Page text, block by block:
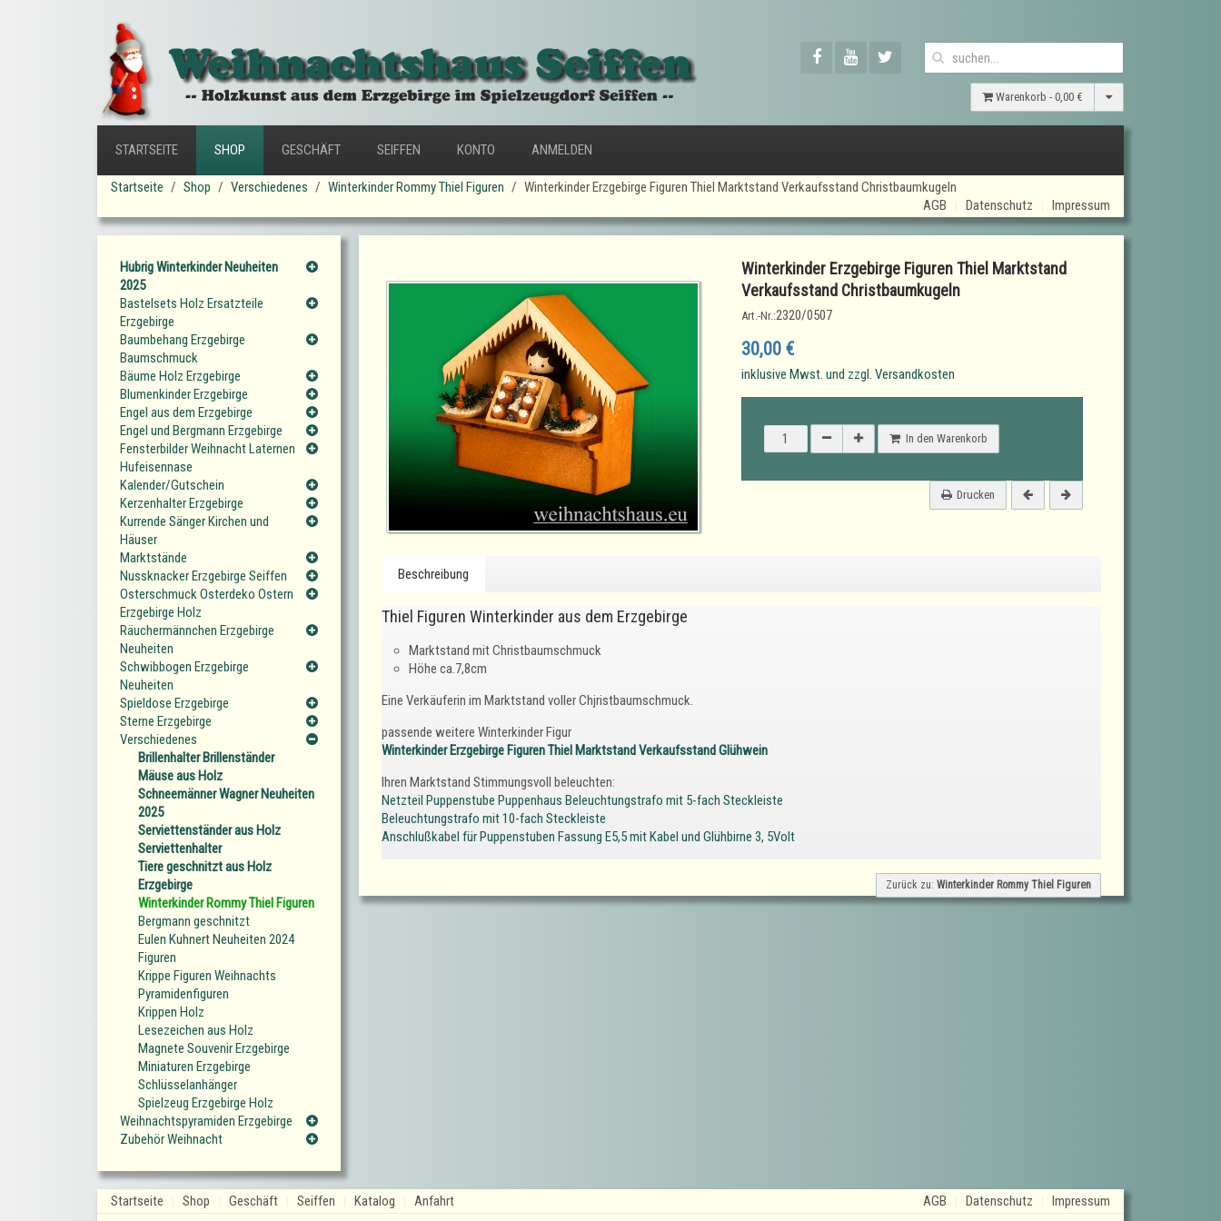
Warenkorb - 0,00 €
STARTSEITE SHOP GESCHÄFT SEIFFEN KONTO ANMELDEN
Startseite Shop Verschiedenes Winterkinder Rommy Thiel Figuren
Winterkinder Erzgebirge Figuren Thiel Marktstand Verkaufsstand Christbaumkugeln
AGB
Datenschutz Impressum
Winterkinder Erzgebirge Figuren Thiel Marktstand
Verkaufsstand Christbaumkugeln
Art.-Nr.:2320/0507
30,00 €
inklusive Mwst. und zzgl. Versandkosten
In den Warenkorb
Drucken
Beschreibung
Thiel Figuren Winterkinder aus dem Erzgebirge
Marktstand mit Christbaumschmuck
Höhe ca.7,8cm
Eine Verkäuferin im Marktstand voller Chjristbaumschmuck.
passende weitere Winterkinder Figur
Winterkinder Erzgebirge Figuren Thiel Marktstand Verkaufsstand Glühwein
Ihren Marktstand Stimmungsvoll beleuchten:
Netzteil Puppenstube Puppenhaus Beleuchtungstrafo mit 5-fach Steckleiste
Beleuchtungstrafo mit 10-fach Steckleiste
Anschlußkabel für Puppenstuben Fassung E5,5 mit Kabel und Glühbirne 3, 5Volt
Zurück zu: Winterkinder Rommy Thiel Figuren
Hubrig Winterkinder Neuheiten
2025
Bastelsets Holz Ersatzteile
Erzgebirge
Baumbehang Erzgebirge
Baumschmuck
Bäume Holz Erzgebirge
Blumenkinder Erzgebirge
Engel aus dem Erzgebirge
Engel und Bergmann Erzgebirge
Fensterbilder Weihnacht Laternen
Hufeisennase
Kalender/Gutschein
Kerzenhalter Erzgebirge
Kurrende Sänger Kirchen und
Häuser
Marktstände
Nussknacker Erzgebirge Seiffen
Osterschmuck Osterdeko Ostern
Erzgebirge Holz
Räuchermännchen Erzgebirge
Neuheiten
Schwibbogen Erzgebirge
Neuheiten
Spieldose Erzgebirge
Sterne Erzgebirge
Verschiedenes
Brillenhalter Brillenständer
Mäuse aus Holz
Schneemänner Wagner Neuheiten
2025
Serviettenständer aus Holz
Serviettenhalter
Tiere geschnitzt aus Holz
Erzgebirge
Winterkinder Rommy Thiel Figuren
Bergmann geschnitzt
Eulen Kuhnert Neuheiten 2024
Figuren
Krippe Figuren Weihnachts
Pyramidenfiguren
Krippen Holz
Lesezeichen aus Holz
Magnete Souvenir Erzgebirge
Miniaturen Erzgebirge
Schlüsselanhänger
Spielzeug Erzgebirge Holz
Weihnachtspyramiden Erzgebirge
Zubehör Weihnacht
Startseite Shop Geschäft Seiffen Katalog Anfahrt AGB Datenschutz Impressum